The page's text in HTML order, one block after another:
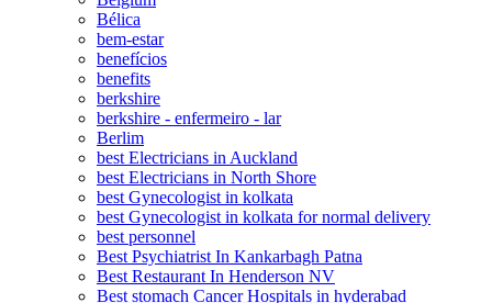
Bélica
bem-estar
benefícios
benefits
berkshire
berkshire - enfermeiro - lar
Berlim
best Electricians in Auckland
best Electricians in North Shore
best Gynecologist in kolkata
best Gynecologist in kolkata for normal delivery
best personnel
Best Psychiatrist In Kankarbagh Patna
Best Restaurant In Henderson NV
Best stomach Cancer Hospitals in hyderabad